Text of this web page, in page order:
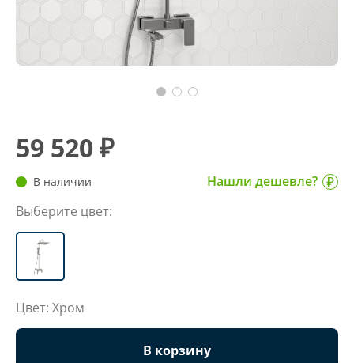
59 520 ₽
В наличии
Нашли дешевле?
Выберите цвет:
Цвет: Хром
В корзину